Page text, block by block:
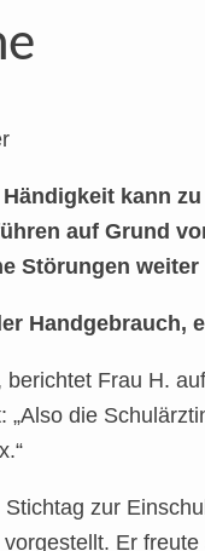
kann
auf Grund
Störungen
Handgebrauch,
berichtet Frau H.
„Also die
zur
Er